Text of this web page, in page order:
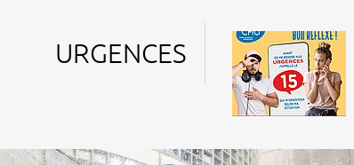
URGENCES